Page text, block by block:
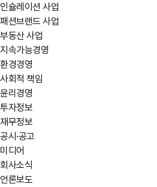
인슐레이션 사업
패션브랜드 사업
부동산 사업
지속가능경영
환경경영
사회적 책임
윤리경영
투자정보
재무정보
공시·공고
미디어
회사소식
언론보도